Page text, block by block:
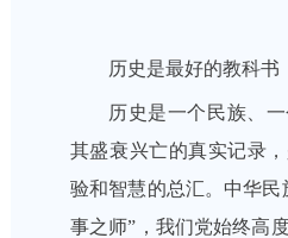
历史是最好的教科书
历史是一个民族、
其盛衰兴亡的真实记录
验和智慧的总汇。中华民
事之师”，我们党始终高